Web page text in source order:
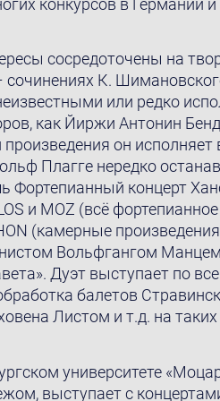
сосредоточены на
сочинениях К.
или редко
как Йиржи Антонин
он
Плагге нередко
Фортепианный концерт
и MOZ (всё
(камерные
Вольфгангом
Дуэт выступает по
балетов
Листом и т.д. на таких
университете
выступает с